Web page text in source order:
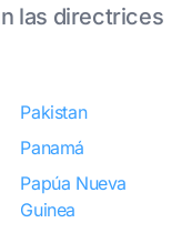
las directrices
Pakistan
Panamá
Papúa Nueva
Guinea